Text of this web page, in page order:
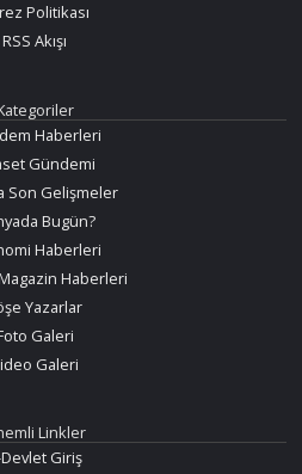
Politikası
RSS Akışı
Haberleri
Gündemi
Son Gelişmeler
Bugün?
Haberleri
Haberleri
Yazarlar
Galeri
Galeri
Linkler
Giriş